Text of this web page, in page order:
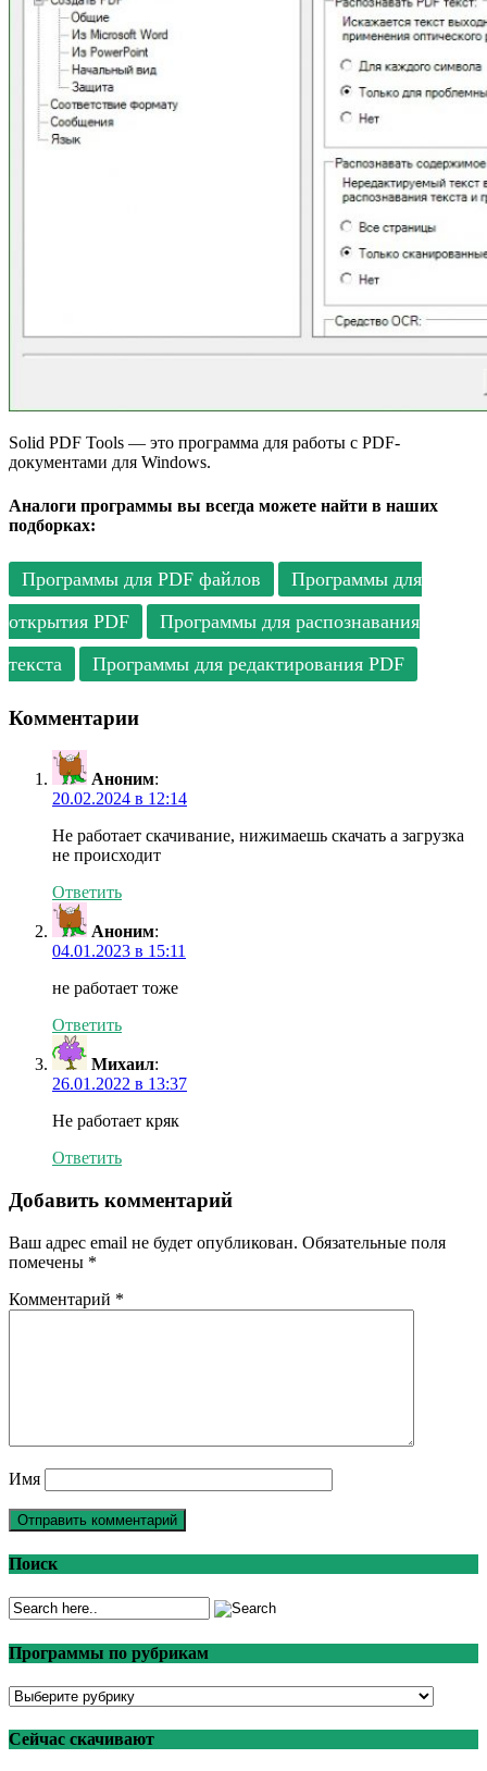
Solid PDF Tools — это программа для работы с PDF-
документами для Windows.
Аналоги программы вы всегда можете найти в наших
подборках:
Программы для PDF файлов
Программы для
открытия PDF
Программы для распознавания
текста
Программы для редактирования PDF
Комментарии
Аноним:
20.02.2024 в 12:14
Не работает скачивание, нижимаешь скачать а загрузка
не происходит
Ответить
Аноним:
04.01.2023 в 15:11
не работает тоже
Ответить
Михаил:
26.01.2022 в 13:37
Не работает кряк
Ответить
Добавить комментарий
Ваш адрес email не будет опубликован. Обязательные поля
помечены *
Комментарий *
Имя
Поиск
Программы по рубрикам
Программы
рубрикам
Сейчас скачивают